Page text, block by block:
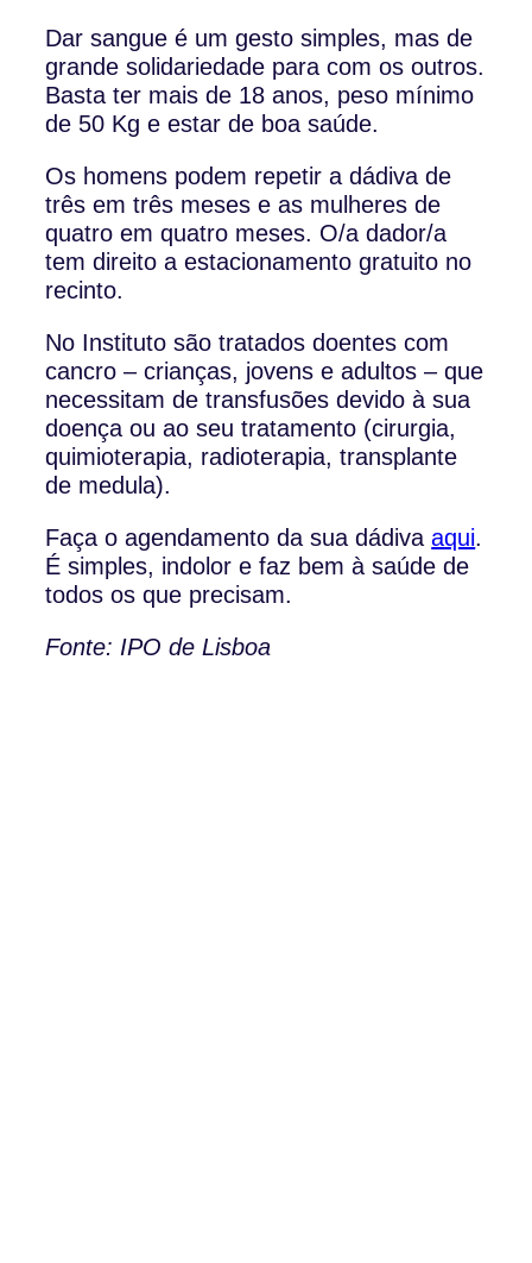
Dar sangue é um gesto simples, mas de
grande solidariedade para com os outros.
Basta ter mais de 18 anos, peso mínimo
de 50 Kg e estar de boa saúde.
Os homens podem repetir a dádiva de
três em três meses e as mulheres de
quatro em quatro meses. O/a dador/a
tem direito a estacionamento gratuito no
recinto.
No Instituto são tratados doentes com
cancro – crianças, jovens e adultos – que
necessitam de transfusões devido à sua
doença ou ao seu tratamento (cirurgia,
quimioterapia, radioterapia, transplante
de medula).
Faça o agendamento da sua dádivaaqui.
É simples, indolor e faz bem à saúde de
todos os que precisam.
Fonte: IPO de Lisboa